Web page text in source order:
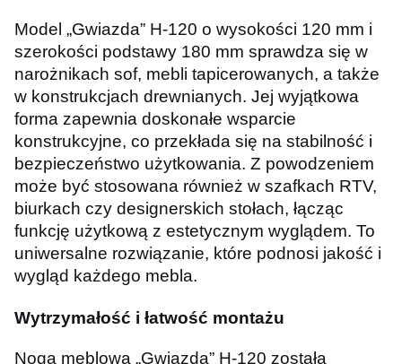
Model „Gwiazda” H-120 o wysokości 120 mm i
szerokości podstawy 180 mm sprawdza się w
narożnikach sof, mebli tapicerowanych, a także
w konstrukcjach drewnianych. Jej wyjątkowa
forma zapewnia doskonałe wsparcie
konstrukcyjne, co przekłada się na stabilność i
bezpieczeństwo użytkowania. Z powodzeniem
może być stosowana również w szafkach RTV,
biurkach czy designerskich stołach, łącząc
funkcję użytkową z estetycznym wyglądem. To
uniwersalne rozwiązanie, które podnosi jakość i
wygląd każdego mebla.
Wytrzymałość i łatwość montażu
Noga meblowa „Gwiazda” H-120 została